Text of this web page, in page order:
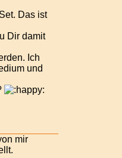
Das ist
Dir damit
Ich
und
mir